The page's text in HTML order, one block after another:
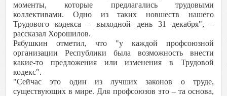
моменты, которые предлагались трудовыми
коллективами. Одно из таких новшеств нашего
Трудового кодекса – выходной день 31 декабря", –
рассказал Хорошилов.
Рябушкин отметил, что "у каждой профсоюзной
организации Республики была возможность внести
какие-то предложения или изменения в Трудовой
кодекс".
"Сейчас это один из лучших законов о труде,
существующих в мире. Для профсоюзов это – та основа,